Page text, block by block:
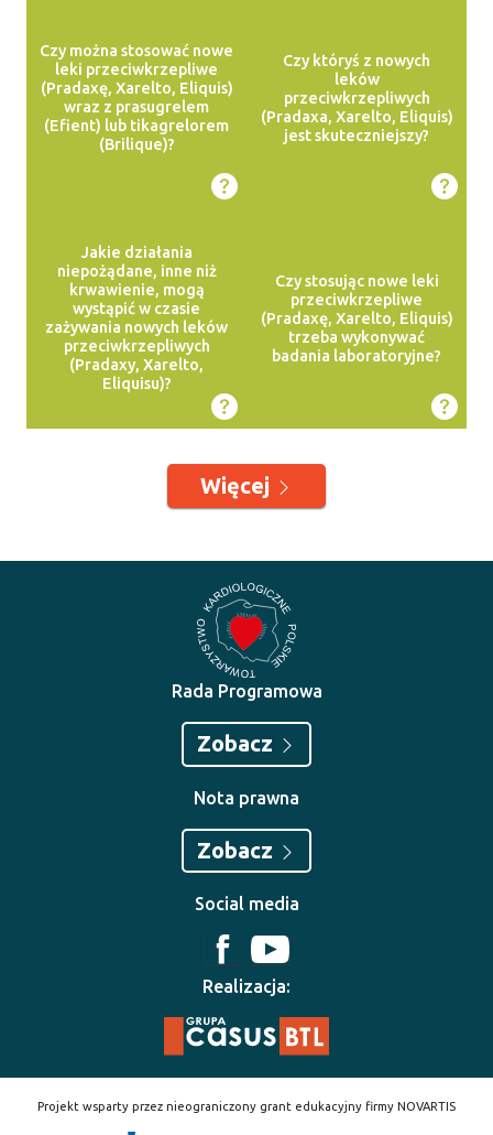
Czy można stosować nowe
leki przeciwkrzepliwe
(Pradaxę, Xarelto, Eliquis)
wraz z prasugrelem
(Efient) lub tikagrelorem
(Brilique)?
Czy któryś z nowych
leków
przeciwkrzepliwych
(Pradaxa, Xarelto, Eliquis)
jest skuteczniejszy?
Jakie działania
niepożądane, inne niż
krwawienie, mogą
wystąpić w czasie
zażywania nowych leków
przeciwkrzepliwych
(Pradaxy, Xarelto,
Eliquisu)?
Czy stosując nowe leki
przeciwkrzepliwe
(Pradaxę, Xarelto, Eliquis)
trzeba wykonywać
badania laboratoryjne?
Więcej
Rada Programowa
Zobacz
Nota prawna
Zobacz
Social media
Realizacja:
Projekt wsparty przez nieograniczony grant edukacyjny firmy NOVARTIS